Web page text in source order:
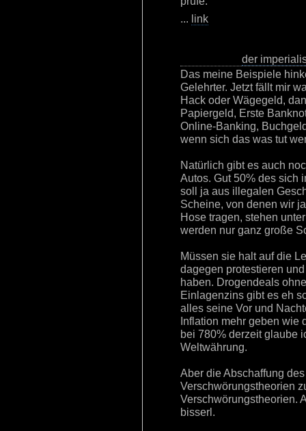
... link
der
Das meine Beispiele
Gelehrter. Jetzt fällt mir
Hack oder Wägegeld,
Papiergeld, Erste
Online-Banking,
wenn sich das was tut
Natürlich gibt es auch
Autos. Gut 50% des sich
soll ja aus illegalen
Scheine, von denen wir
Hose tragen, stehen
werden nur ganz große
Müssen sie halt auf die
dagegen protestieren
haben. Drogendeals
Einlagenzins gibt es eh
alles seine Vor und
Inflation mehr geben wie
bei 780% derzeit glaube
Weltwährung.
Aber die Abschaffung
Verschwörungstheorien
Verschwörungstheorien.
bisserl.